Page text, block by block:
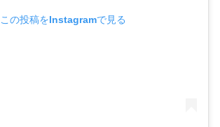
この投稿をInstagramで見る